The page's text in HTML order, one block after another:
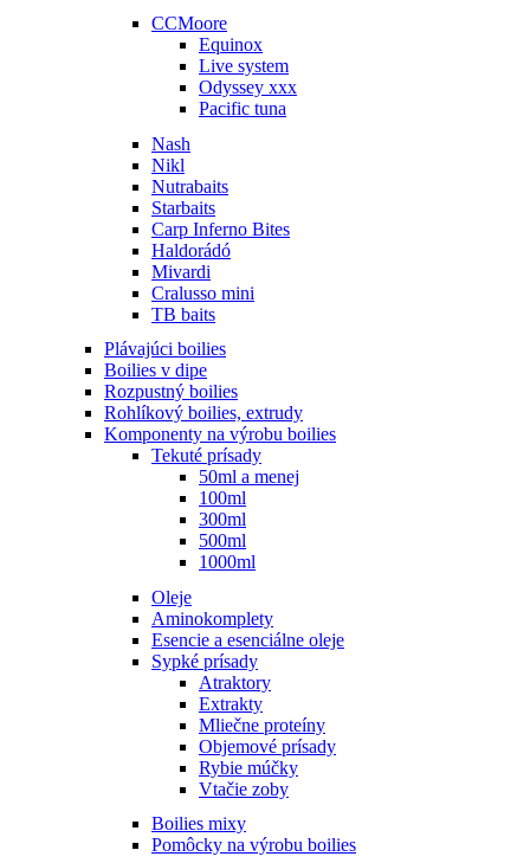
CCMoore
Equinox
Live system
Odyssey xxx
Pacific tuna
Nash
Nikl
Nutrabaits
Starbaits
Carp Inferno Bites
Haldorádó
Mivardi
Cralusso mini
TB baits
Plávajúci boilies
Boilies v dipe
Rozpustný boilies
Rohlíkový boilies, extrudy
Komponenty na výrobu boilies
Tekuté prísady
50ml a menej
100ml
300ml
500ml
1000ml
Oleje
Aminokomplety
Esencie a esenciálne oleje
Sypké prísady
Atraktory
Extrakty
Mliečne proteíny
Objemové prísady
Rybie múčky
Vtačie zoby
Boilies mixy
Pomôcky na výrobu boilies